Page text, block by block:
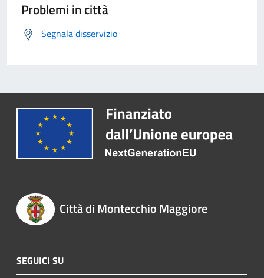
Problemi in città
Segnala disservizio
Città di Montecchio Maggiore
SEGUICI SU